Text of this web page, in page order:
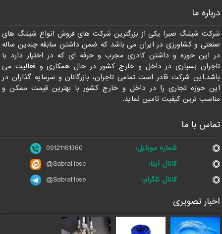
درباره ما
شرکت شیلنگ صبرا یکی از بزرگترین شرکت های فروش انواع شیلنگ های
صنعتی و کشاورزی در ایران می باشد که ضمن داشتن سابقه چندین ساله
در این حوزه و داشتن کادری مجرب و حرفه ای که در اختیار دارد با
تاجران بسیاری در داخل و خارج کشور در حال همکاری و فعالیت می
باشد.این شرکت قادر است تمامی تاجران، بازرگانان و سرمایه گذاران در
این حوزه تجاری را در داخل و خارج کشور با بهترین قیمت ممکن و
مناسب ترین کیفیت تامین نماید.
تماس با ما
شماره موبایل:
09121161360
کانال ایتا:
@SabraHose
کانال تلگرام:
@SabraHose
اخبار تصویری